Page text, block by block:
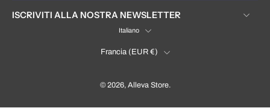
ISCRIVITI ALLA NOSTRA NEWSLETTER
Italiano
Francia ‎(EUR €)‎
© 2026, Alleva Store.